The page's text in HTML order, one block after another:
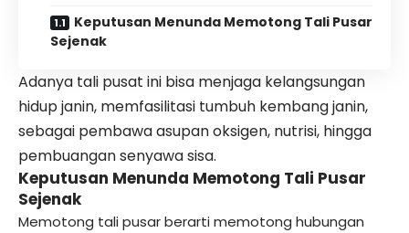
Keputusan Menunda Memotong Tali Pusar
Sejenak
Adanya tali pusat ini bisa menjaga kelangsungan
hidup janin, memfasilitasi tumbuh kembang janin,
sebagai pembawa asupan oksigen, nutrisi, hingga
pembuangan senyawa sisa.
Keputusan Menunda Memotong Tali Pusar
Sejenak
Memotong tali pusar berarti memotong hubungan